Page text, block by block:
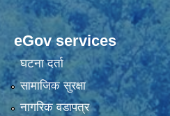
eGov services
घटना दर्ता
सामाजिक सुरक्षा
नागरिक वडापत्र